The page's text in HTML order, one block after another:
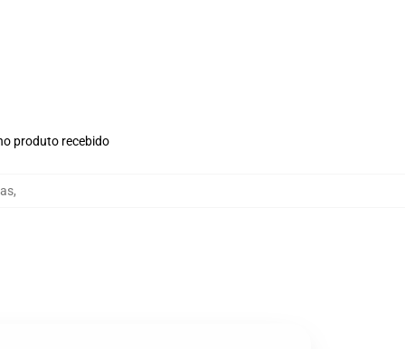
produto recebido
,